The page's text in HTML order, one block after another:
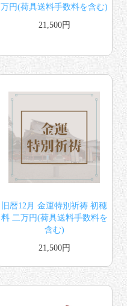
万円(荷具送料手数料を含む)
21,500円
旧暦12月 金運特別祈祷 初穂
料 二万円(荷具送料手数料を
含む)
21,500円